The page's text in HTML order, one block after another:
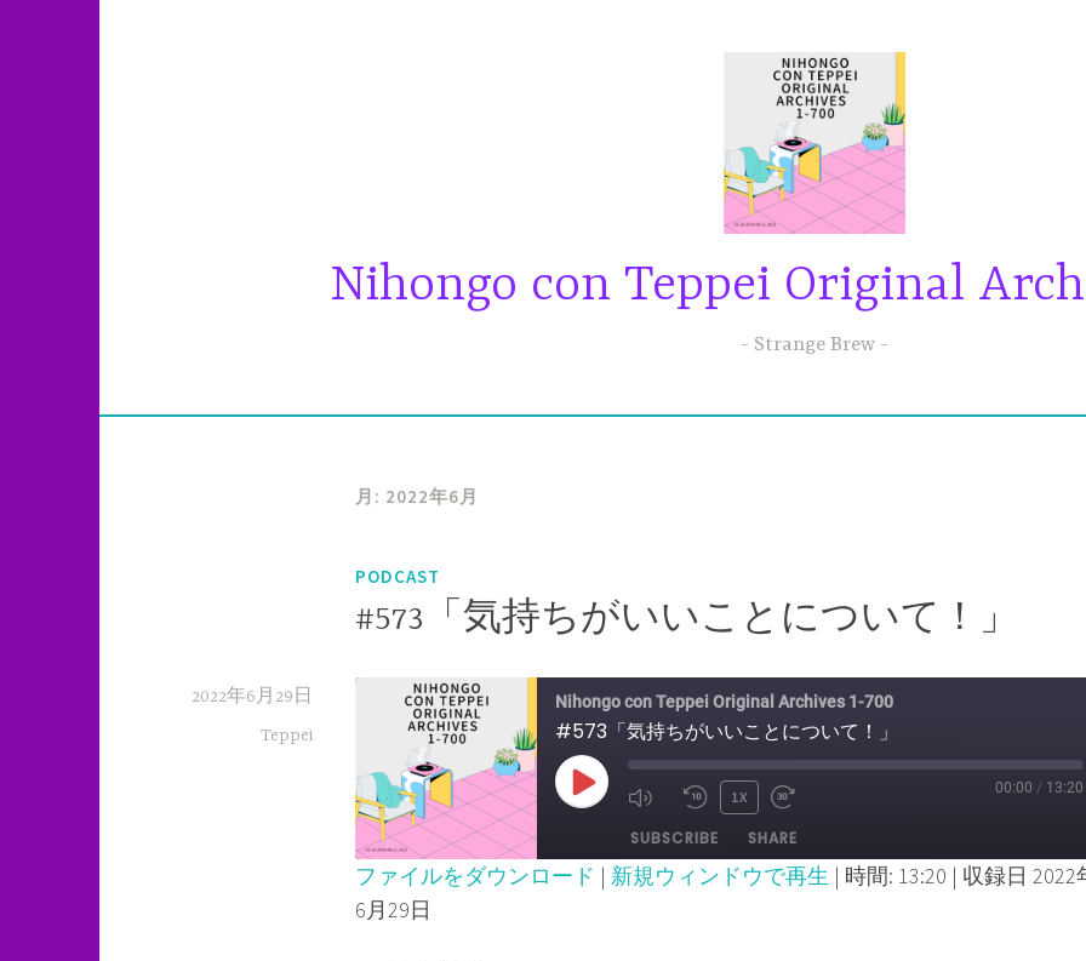
Nihongo con Teppei Original
Strange Brew
月: 2022年6月
PODCAST
#573「気持ちがいいことについて！」
2022年6月29日
Teppei
Nihongo con Teppei Original Archives 1-700
#573「気持ちがいいことについて！」
PLAY
EPISODE
MUTE/UNMUTE
EPISODE
REWIND
10
1X
FORWARD
00:00 / 13:20
SUBSCRIBE SHARE
SHARE
ファイルをダウンロード | 新規ウィンドウで再生 | 時間: 13:20 | 収録日 2022
6月29日